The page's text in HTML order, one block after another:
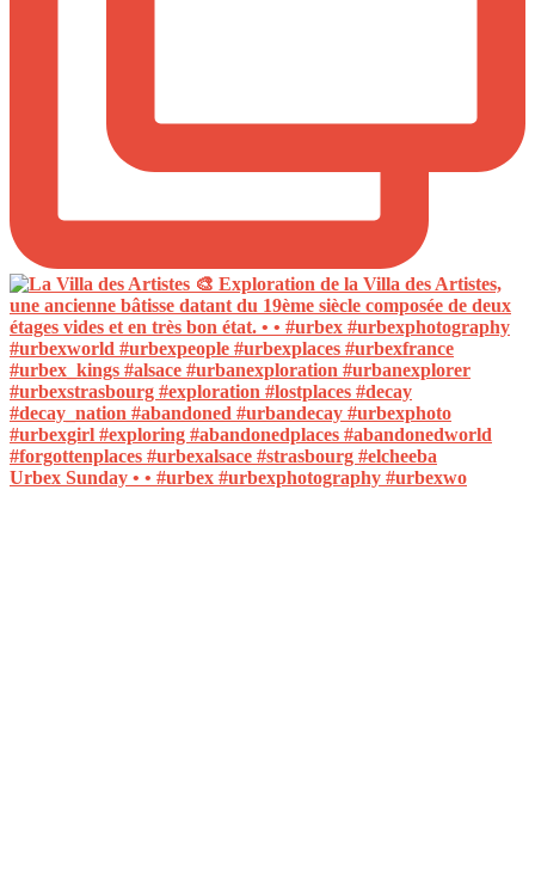
Urbex Sunday • • #urbex #urbexphotography #urbexwo